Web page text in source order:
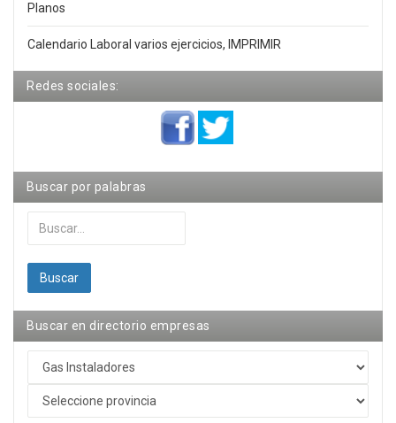
Planos
Calendario Laboral varios ejercicios, IMPRIMIR
Redes sociales:
Buscar por palabras
Buscar...
Buscar
Buscar en directorio empresas